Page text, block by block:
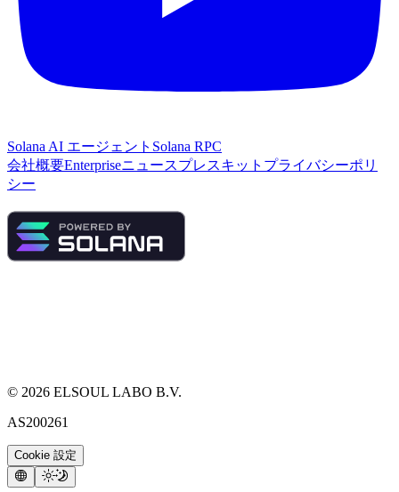
Solana AI エージェント Solana RPC
会社概要Enterpriseニュースプレスキット プライバシーポリ
シー
© 2026 ELSOUL LABO B.V.
AS200261
Cookie 設定